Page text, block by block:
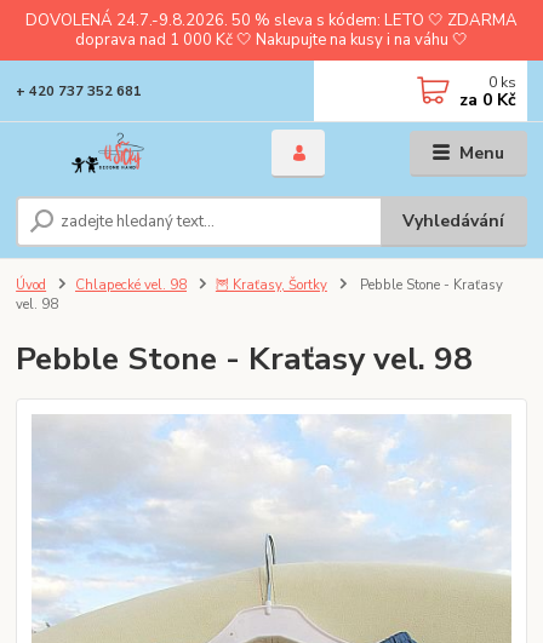
DOVOLENÁ 24.7.-9.8.2026. 50 % sleva s kódem: LETO 🤍 ZDARMA
doprava nad 1 000 Kč 🤍 Nakupujte na kusy i na váhu 🤍
Menu
Vyhledávání
+ 420 737 352 681 0 ks
za 0 Kč
Úvod Chlapecké vel. 98 🦉 Kraťasy, Šortky
Pebble Stone - Kraťasy
vel. 98
Pebble Stone - Kraťasy vel. 98